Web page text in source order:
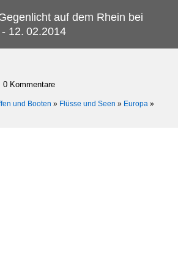
auf dem Rhein bei
12. 02.2014
0 Kommentare
und Booten » Flüsse und Seen » Europa »